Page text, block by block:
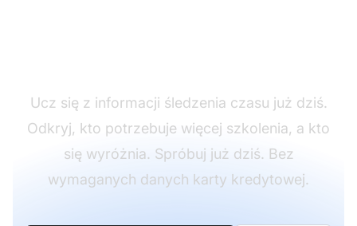
Ucz się z informacji śledzenia czasu już dziś.
Odkryj, kto potrzebuje więcej szkolenia, a kto
się wyróżnia. Spróbuj już dziś. Bez
wymaganych danych karty kredytowej.